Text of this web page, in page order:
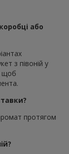
або
з півоній у
щоб
протягом